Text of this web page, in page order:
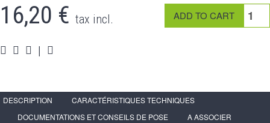
Apoyo
16,20 € tax incl.
|
DESCRIPTION
CARACTÉRISTIQUES TECHNIQUES
DOCUMENTATIONS ET CONSEILS DE POSE
A ASSOCIER